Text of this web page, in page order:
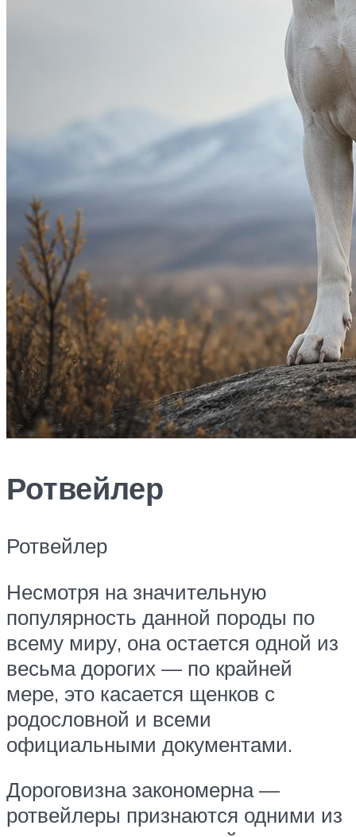
Ротвейлер
Ротвейлер
Несмотря на значительную
популярность данной породы по
всему миру, она остается одной из
весьма дорогих — по крайней
мере, это касается щенков с
родословной и всеми
официальными документами.
Дороговизна закономерна —
ротвейлеры признаются одними из